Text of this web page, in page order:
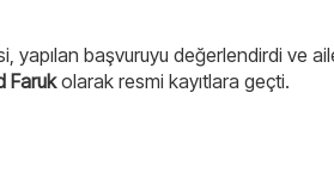
yapılan başvuruyu değerlendirdi ve
Farukolarak resmi kayıtlara geçti.